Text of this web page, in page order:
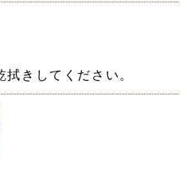
きしてください。